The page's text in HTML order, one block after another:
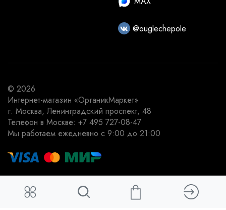
@ouglechepole
© 2026
Интернет-магазин «ОрганикМаркет»
г. Москва, Ленинградский проспект, 48
Телефон в Москве: +7 495 727-08-47
Мы работаем ежедневно с 9:00 до 21:00